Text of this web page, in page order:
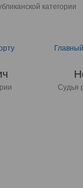
категории
Судья